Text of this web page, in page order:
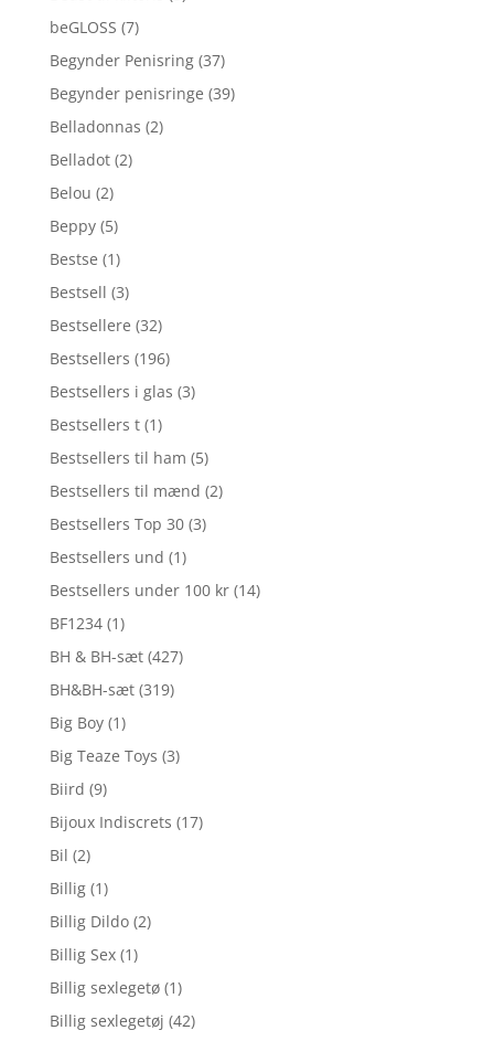
beGLOSS (7)
Begynder Penisring (37)
Begynder penisringe (39)
Belladonnas (2)
Belladot (2)
Belou (2)
Beppy (5)
Bestse (1)
Bestsell (3)
Bestsellere (32)
Bestsellers (196)
Bestsellers i glas (3)
Bestsellers t (1)
Bestsellers til ham (5)
Bestsellers til mænd (2)
Bestsellers Top 30 (3)
Bestsellers und (1)
Bestsellers under 100 kr (14)
BF1234 (1)
BH & BH-sæt (427)
BH&BH-sæt (319)
Big Boy (1)
Big Teaze Toys (3)
Biird (9)
Bijoux Indiscrets (17)
Bil (2)
Billig (1)
Billig Dildo (2)
Billig Sex (1)
Billig sexlegetø (1)
Billig sexlegetøj (42)